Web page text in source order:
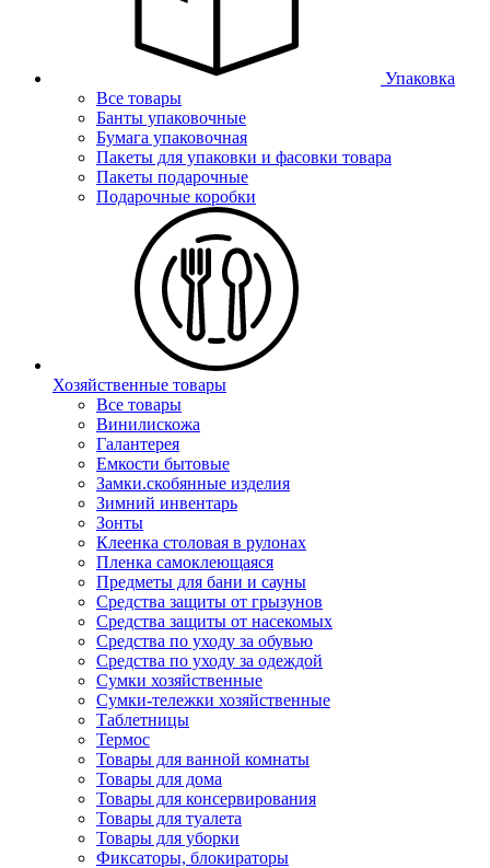
Упаковка
Все товары
Банты упаковочные
Бумага упаковочная
Пакеты для упаковки и фасовки товара
Пакеты подарочные
Подарочные коробки
Хозяйственные товары
Все товары
Винилискожа
Галантерея
Емкости бытовые
Замки.скобянные изделия
Зимний инвентарь
Зонты
Клеенка столовая в рулонах
Пленка самоклеющаяся
Предметы для бани и сауны
Средства защиты от грызунов
Средства защиты от насекомых
Средства по уходу за обувью
Средства по уходу за одеждой
Сумки хозяйственные
Сумки-тележки хозяйственные
Таблетницы
Термос
Товары для ванной комнаты
Товары для дома
Товары для консервирования
Товары для туалета
Товары для уборки
Фиксаторы, блокираторы